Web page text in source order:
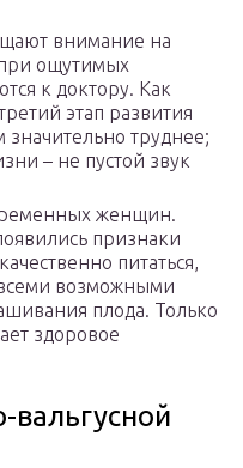
внимание на
ощутимых
к доктору. Как
этап развития
значительно труднее;
– не пустой звук
женщин.
признаки
питаться,
возможными
плода. Только
здоровое
вальгусной